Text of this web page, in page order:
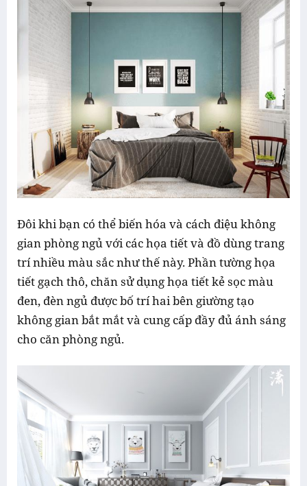
Đôi khi bạn có thể biến hóa và cách điệu không
gian phòng ngủ với các họa tiết và đồ dùng trang
trí nhiều màu sắc như thế này. Phần tường họa
tiết gạch thô, chăn sử dụng họa tiết kẻ sọc màu
đen, đèn ngủ được bố trí hai bên giường tạo
không gian bắt mắt và cung cấp đầy đủ ánh sáng
cho căn phòng ngủ.